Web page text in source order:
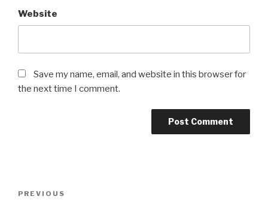
Website
Save my name, email, and website in this browser for
the next time I comment.
Previous
PREVIOUS